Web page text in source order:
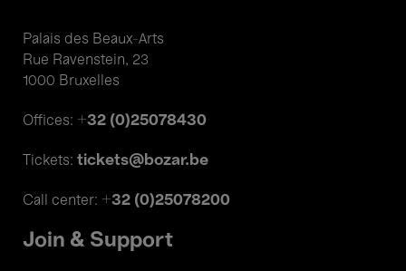
Palais des Beaux-Arts
Rue Ravenstein, 23
1000 Bruxelles
Offices: +32 (0)25078430
Tickets: tickets@bozar.be
Call center: +32 (0)25078200
Join & Support